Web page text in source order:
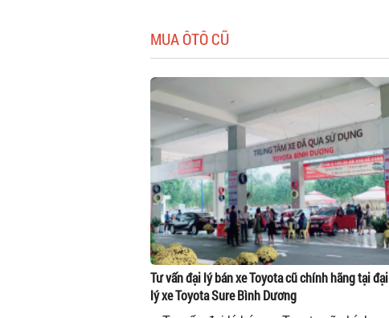
MUA ÔTÔ CŨ
Tư vấn đại lý bán xe Toyota cũ chính hãng tại đại
lý xe Toyota Sure Bình Dương